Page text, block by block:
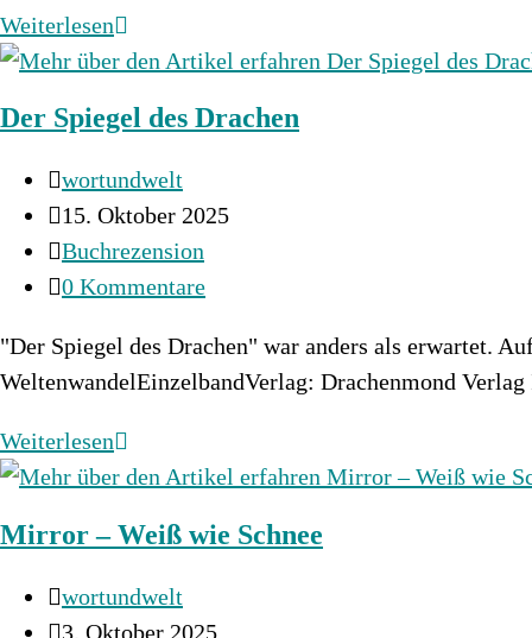
WeiterlesenDie
Legenden
Thezmarr
–
Der Spiegel des Drachen
Beitrags-
Autor:
wortundwelt
Beitrag
veröffentlicht:
15. Oktober 2025
Beitrags-
Kategorie:
Buchrezension
Beitrags-
0 Kommentare
"Der Spiegel des Drachen" war anders als erwartet.
WeltenwandelEinzelbandVerlag: Drachenmond
WeiterlesenDer
Spiegel
Drachen
Mirror – Weiß wie Schnee
Beitrags-
Autor:
wortundwelt
Beitrag
3. Oktober 2025